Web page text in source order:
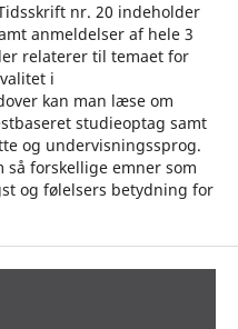
nr. 20 indeholder
anmeldelser af hele 3
relaterer til temaet for
i
kan man læse om
studieoptag samt
og undervisningssprog.
så forskellige emner som
og følelsers betydning for